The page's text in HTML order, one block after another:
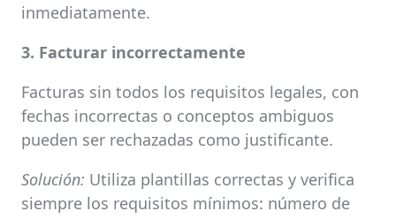
inmediatamente.
3. Facturar incorrectamente
Facturas sin todos los requisitos legales, con
fechas incorrectas o conceptos ambiguos
pueden ser rechazadas como justificante.
Solución: Utiliza plantillas correctas y verifica
siempre los requisitos mínimos: número de